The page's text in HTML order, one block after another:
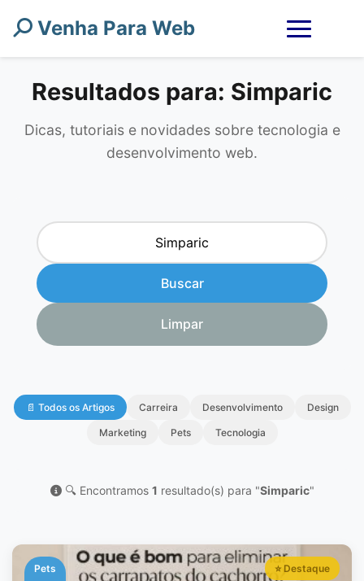
Venha Para Web
Resultados para: Simparic
Dicas, tutoriais e novidades sobre tecnologia e
desenvolvimento web.
Buscar
Limpar
📄 Todos os Artigos Carreira Desenvolvimento Design
Marketing Pets Tecnologia
🔍 Encontramos 1 resultado(s) para "Simparic"
Pets ⭐ Destaque